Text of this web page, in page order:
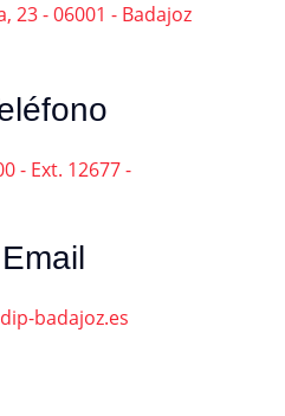
23 - 06001 - Badajoz
- Ext. 12677-
Email
badajoz.es